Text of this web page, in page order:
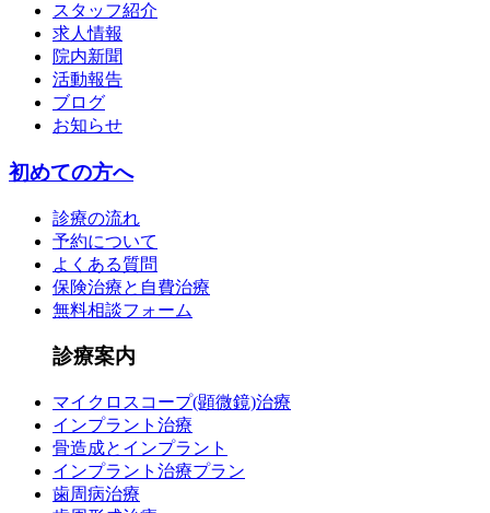
スタッフ紹介
求人情報
院内新聞
活動報告
ブログ
お知らせ
初めての方へ
診療の流れ
予約について
よくある質問
保険治療と自費治療
無料相談フォーム
診療案内
マイクロスコープ(顕微鏡)治療
インプラント治療
骨造成とインプラント
インプラント治療プラン
歯周病治療